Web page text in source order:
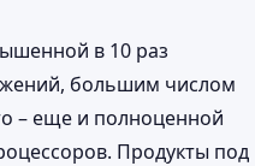
в 10 раз
большим числом
– еще и полноценной
Продукты под